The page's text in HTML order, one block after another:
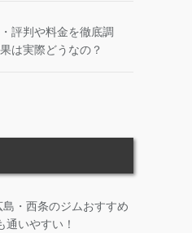
評判や料金を徹底調
は実際どうなの？
島・西条のジムおすすめ
いやすい！